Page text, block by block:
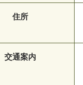
住所
交通案内